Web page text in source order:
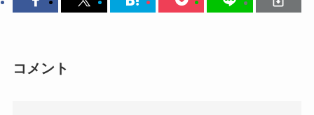
コメント